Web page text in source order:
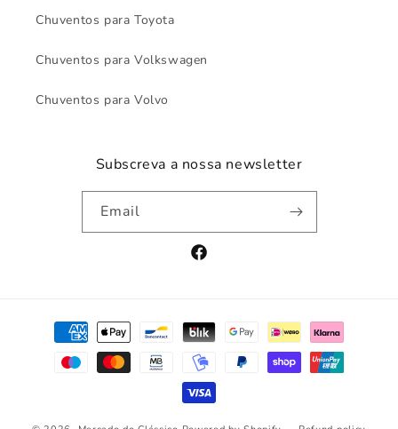
Chuventos para Toyota
Chuventos para Volkswagen
Chuventos para Volvo
Subscreva a nossa newsletter
Email
Facebook
Payment
methods